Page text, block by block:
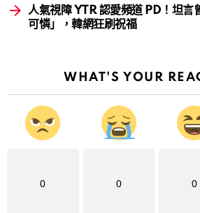
人氣視障 YTR 認愛頻道 PD！坦言
可憐」，韓網狂刷祝福
WHAT'S YOUR
0 0 0